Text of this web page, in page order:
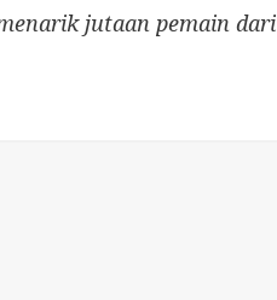
jutaan pemain dari